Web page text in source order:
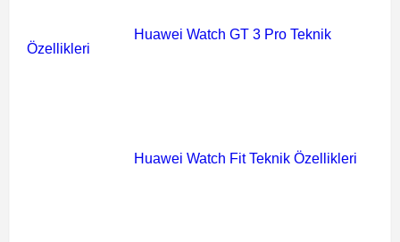
Huawei Watch GT 3 Pro Teknik
Özellikleri
Huawei Watch Fit Teknik Özellikleri